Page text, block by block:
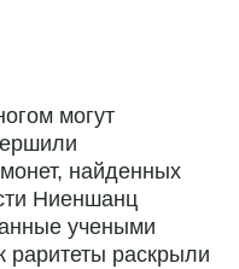
могут
найденных
Ниеншанц
учеными
раритеты раскрыли